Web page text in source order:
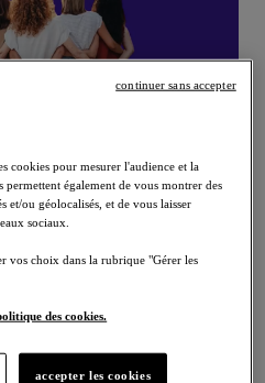
La mixité au
de la Femme, nos
cookies pour mesurer l'audience et la
également de vous montrer des
et/ou géolocalisés, et de vous laisser
sociaux.
vos choix dans la rubrique "Gérer les
des cookies.
accepter les cookies
continuer sans accepter